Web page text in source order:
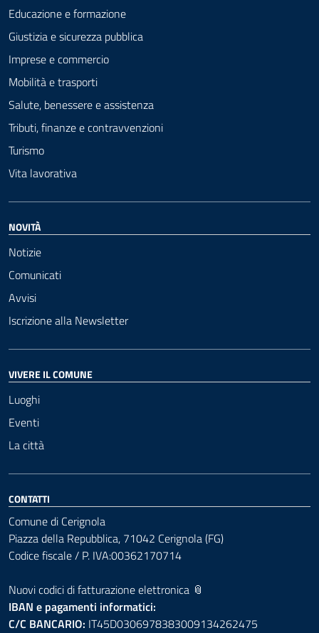
Educazione e formazione
Giustizia e sicurezza pubblica
Imprese e commercio
Mobilità e trasporti
Salute, benessere e assistenza
Tributi, finanze e contravvenzioni
Turismo
Vita lavorativa
NOVITÀ
Notizie
Comunicati
Avvisi
Iscrizione alla Newsletter
VIVERE IL COMUNE
Luoghi
Eventi
La città
CONTATTI
Comune di Cerignola
Piazza della Repubblica, 71042 Cerignola (FG)
Codice fiscale / P. IVA:00362170714
Nuovi codici di fatturazione elettronica 📎
IBAN e pagamenti informatici:
C/C BANCARIO: IT45D0306978383009134262475